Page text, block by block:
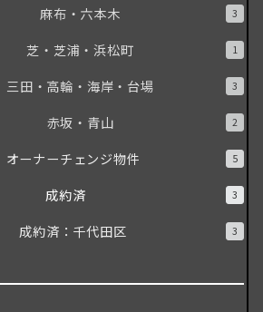
麻布・六本木 3
芝・芝浦・浜松町 1
三田・高輪・海岸・台場 3
赤坂・青山 2
オーナーチェンジ物件 5
成約済 3
成約済：千代田区 3